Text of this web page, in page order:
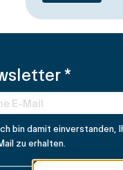
*
bin damit einverstanden,
zu erhalten.